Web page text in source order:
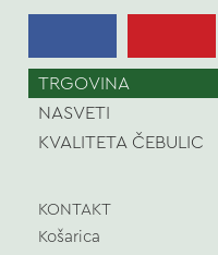
TRGOVINA
NASVETI
KVALITETA ČEBULIC
KONTAKT
Košarica